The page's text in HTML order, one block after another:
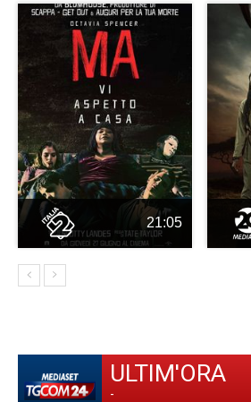
21:05
ULTIM'ORA
-